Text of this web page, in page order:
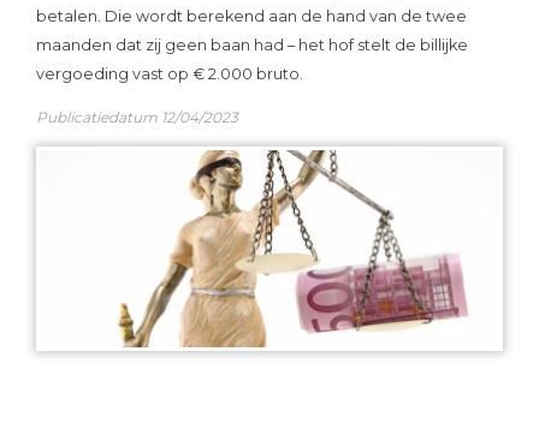
betalen. Die wordt berekend aan de hand van de twee
maanden dat zij geen baan had – het hof stelt de billijke
vergoeding vast op € 2.000 bruto.
Publicatiedatum 12/04/2023